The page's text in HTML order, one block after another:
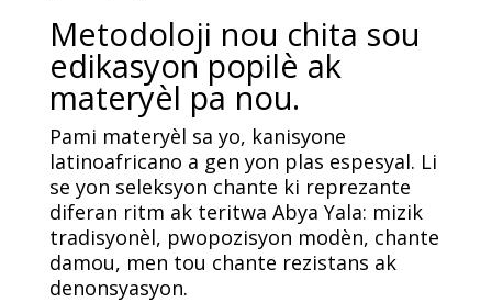
Metodoloji nou chita sou
edikasyon popilè ak
materyèl pa nou.
Pami materyèl sa yo, kanisyone
latinoafricano a gen yon plas espesyal. Li
se yon seleksyon chante ki reprezante
diferan ritm ak teritwa Abya Yala: mizik
tradisyonèl, pwopozisyon modèn, chante
damou, men tou chante rezistans ak
denonsyasyon.